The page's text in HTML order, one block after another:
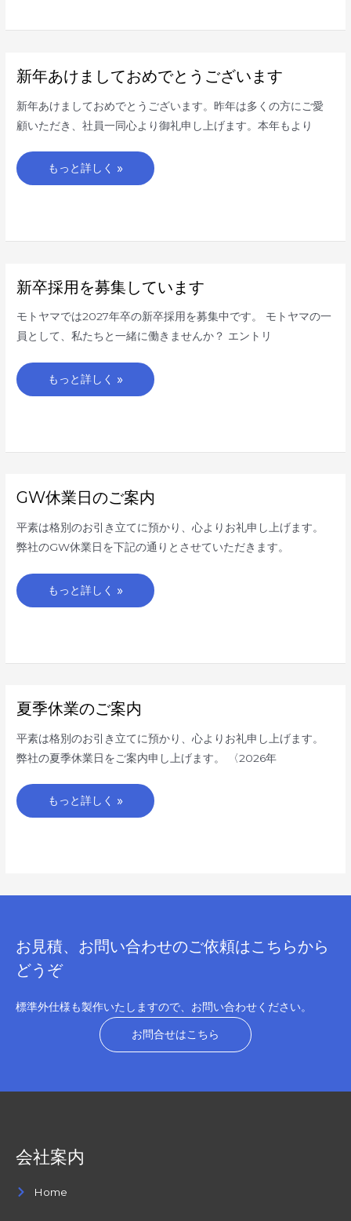
新年あけましておめでとうございます
新年あけましておめでとうございます。昨年は多くの方にご愛
顧いただき、社員一同心より御礼申し上げます。本年もより
新
年
け
ま
し
て
め
で
と
う
もっと詳しく »
新卒採用を募集しています
モトヤマでは2027年卒の新卒採用を募集中です。 モトヤマの一
員として、私たちと一緒に働きませんか？ エントリ
新
卒
用
を
募
集
て
い
ま
す
もっと詳しく »
GW休業日のご案内
平素は格別のお引き立てに預かり、心よりお礼申し上げます。
弊社のGW休業日を下記の通りとさせていただきます。
GW
休
日
の
ご
案
もっと詳しく »
夏季休業のご案内
平素は格別のお引き立てに預かり、心よりお礼申し上げます。
弊社の夏季休業日をご案内申し上げます。 〈2026年
夏
季
業
の
ご
案
もっと詳しく »
お見積、お問い合わせのご依頼はこちらから
どうぞ
標準外仕様も製作いたしますので、お問い合わせください。
お問合せはこちら
会社案内
Home